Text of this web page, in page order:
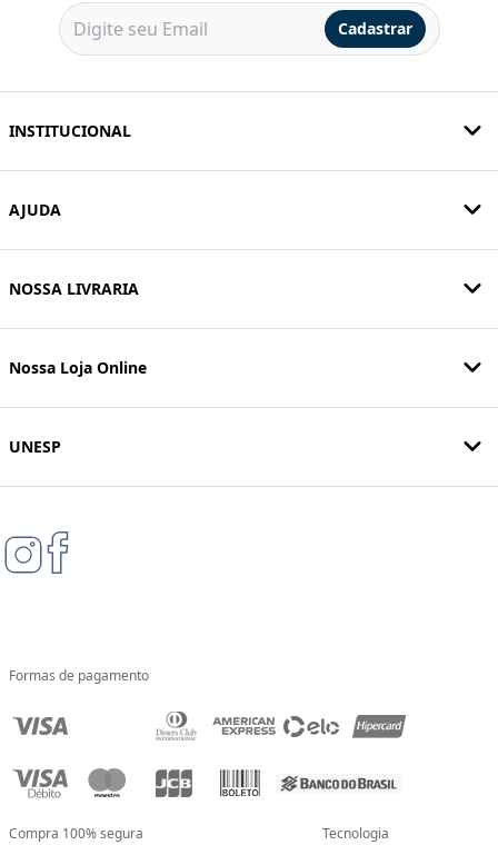
Cadastrar
INSTITUCIONAL
AJUDA
NOSSA LIVRARIA
Nossa Loja Online
UNESP
Formas de pagamento
Compra 100% segura Tecnologia